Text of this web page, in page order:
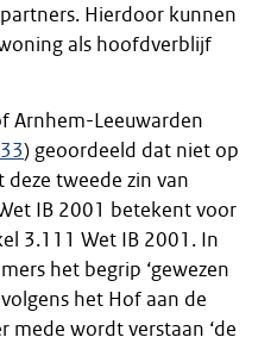
Hierdoor kunnen
als hoofdverblijf
Arnhem-Leeuwarden
) geoordeeld dat niet op
tweede zin van
IB 2001 betekent voor
3.111 Wet IB 2001. In
het begrip ‘gewezen
het Hof aan de
mede wordt verstaan ‘de